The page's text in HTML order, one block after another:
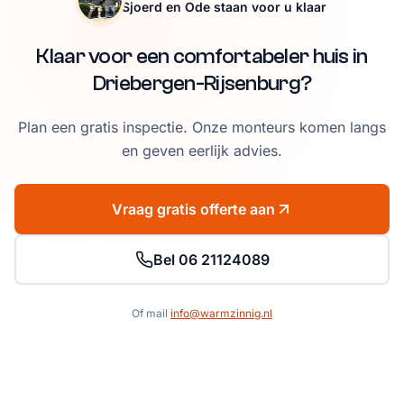
Sjoerd en Ode staan voor u klaar
Klaar voor een comfortabeler huis in
Driebergen-Rijsenburg?
Plan een gratis inspectie. Onze monteurs komen langs
en geven eerlijk advies.
Vraag gratis offerte aan
Bel 06 21124089
Of mail info@warmzinnig.nl